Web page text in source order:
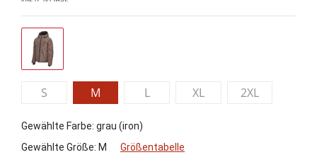
S M L XL 2XL
Gewählte Farbe: grau (iron)
Gewählte Größe: M Größentabelle